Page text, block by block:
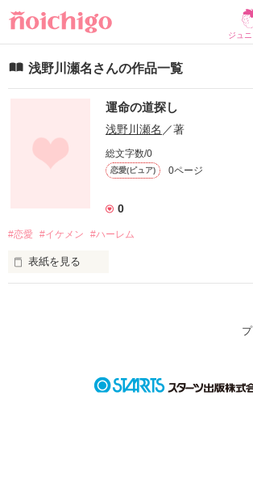
ジュ
浅野川瀬名さんの作品一覧
運命の道探し
浅野川瀬名 ／著
総文字数/0
恋愛(ピュア) 0ページ
0
#恋愛 #イケメン #ハーレム
表紙を見る